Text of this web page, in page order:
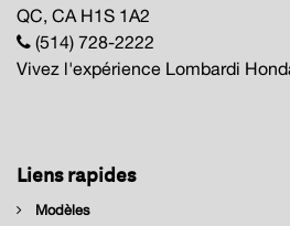
QC, CA H1S 1A2
(514) 728-2222
Vivez l'expérience Lombardi
Liens rapides
Modèles